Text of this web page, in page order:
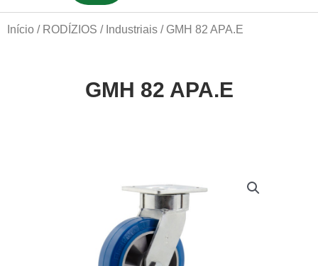
Início / RODÍZIOS / Industriais / GMH 82 APA.E
GMH 82 APA.E